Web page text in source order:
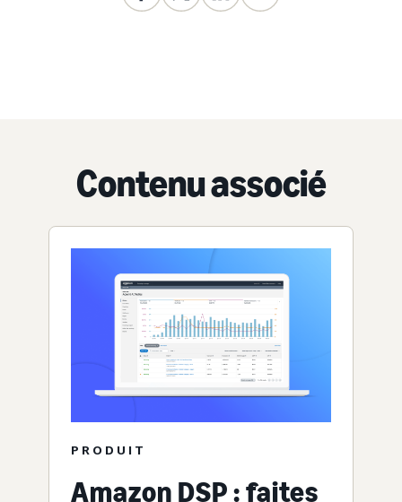
Contenu associé
PRODUIT
Amazon DSP : faites